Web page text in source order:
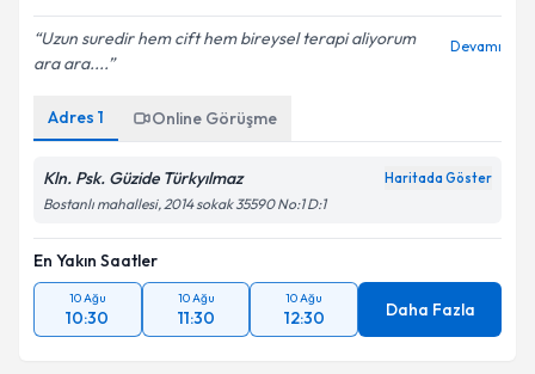
Uzun suredir hem cift hem bireysel terapi aliyorum
ara ara....
Devamı
Adres 1 Online Görüşme
Kln. Psk. Güzide Türkyılmaz Haritada Göster
Bostanlı mahallesi, 2014 sokak 35590 No:1 D:1
En Yakın Saatler
10 Ağu
10:30
10 Ağu
11:30
10 Ağu
12:30 Daha Fazla